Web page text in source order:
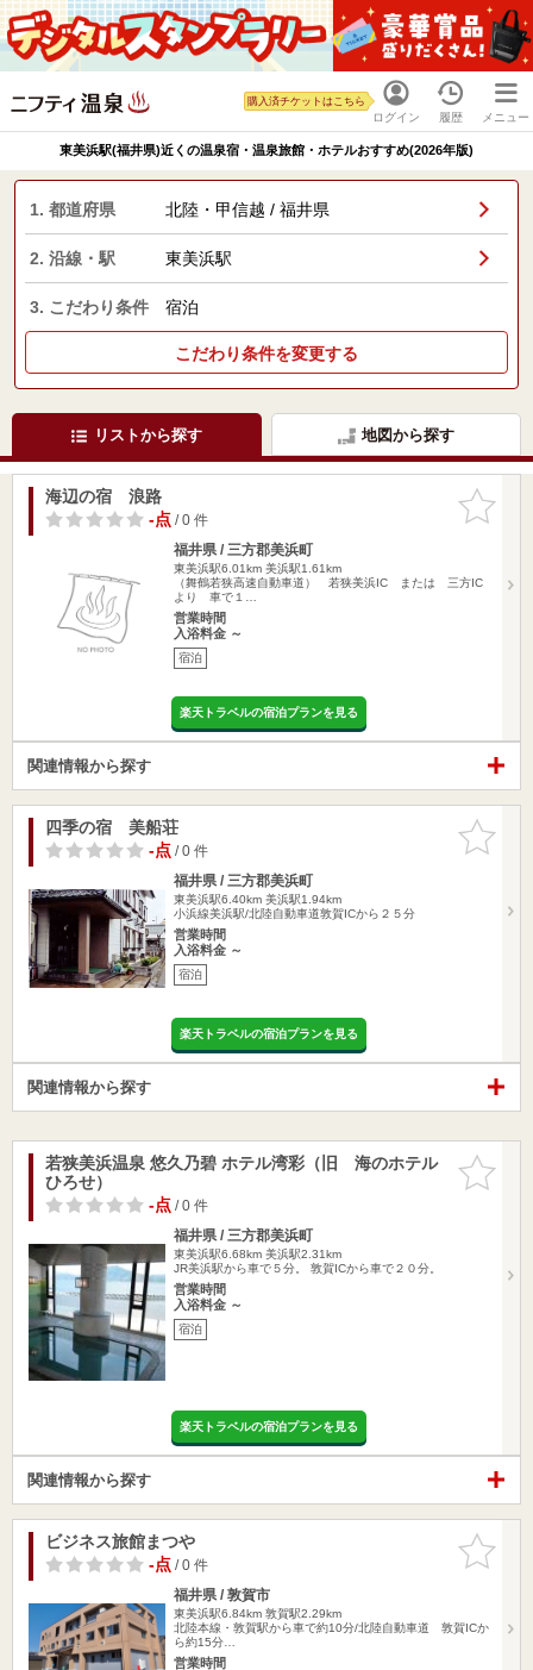
ログイン
購入済チケットはこちら
履歴 メニュー
東美浜駅(福井県)近くの温泉宿・温泉旅館・ホテルおすすめ(2026年版)
1. 都道府県 北陸・甲信越 / 福井県
2. 沿線・駅 東美浜駅
3. こだわり条件 宿泊
こだわり条件を変更する
リストから探す 地図から探す
お気に入
りに追加
海辺の宿 浪路
-点/ 0 件
福井県 / 三方郡美浜町
東美浜駅6.01km 美浜駅1.61km
（舞鶴若狭高速自動車道） 若狭美浜IC または 三方IC
より 車で１…
営業時間
入浴料金 ～
宿泊
楽天トラベルの宿泊プランを見る
関連情報から探す
お気に入
りに追加
四季の宿 美船荘
-点/ 0 件
福井県 / 三方郡美浜町
東美浜駅6.40km 美浜駅1.94km
小浜線美浜駅/北陸自動車道敦賀ICから２５分
営業時間
入浴料金 ～
宿泊
楽天トラベルの宿泊プランを見る
関連情報から探す
お気に入
りに追加
若狭美浜温泉 悠久乃碧 ホテル湾彩（旧 海のホテル
ひろせ）
-点/ 0 件
福井県 / 三方郡美浜町
東美浜駅6.68km 美浜駅2.31km
JR美浜駅から車で５分。 敦賀ICから車で２０分。
営業時間
入浴料金 ～
宿泊
楽天トラベルの宿泊プランを見る
関連情報から探す
お気に入
りに追加
ビジネス旅館まつや
-点/ 0 件
福井県 / 敦賀市
東美浜駅6.84km 敦賀駅2.29km
北陸本線・敦賀駅から車で約10分/北陸自動車道 敦賀ICか
ら約15分…
営業時間